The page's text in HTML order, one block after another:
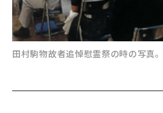
田村駒物故者追悼慰霊祭の時の写真。